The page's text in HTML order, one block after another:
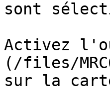
sont
Activez
(/files/
sur la